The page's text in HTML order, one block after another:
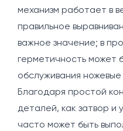
механизм работает в
правильное
важное значение; в
герметичность может
обслуживания
Благодаря простой
деталей, как затвор и
часто может быть